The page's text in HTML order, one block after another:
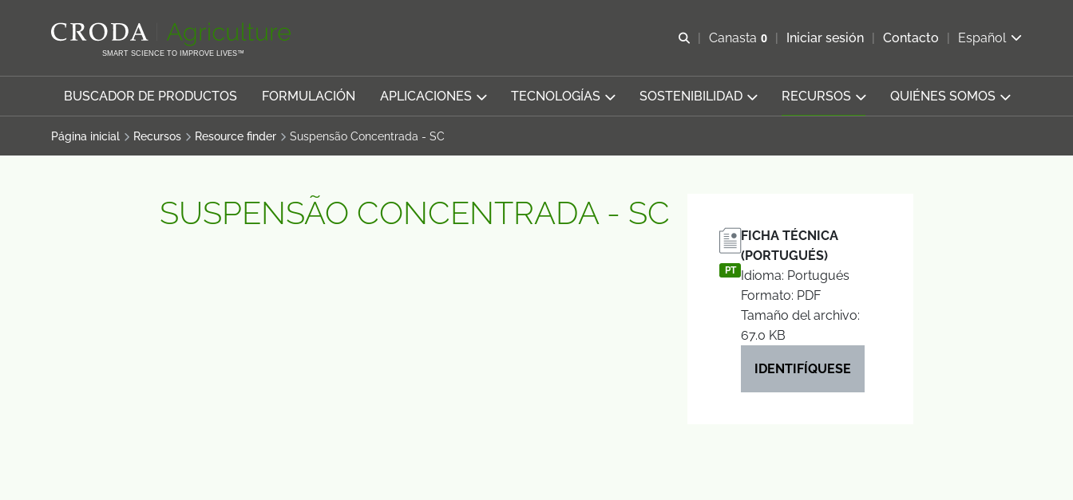
SMART SCIENCE TO IMPROVE LIVES™
Abrir b&#250;squeda
Canasta 0
Ver carrito
Iniciar sesión Contacto Español
BUSCADOR DE PRODUCTOS FORMULACIÓN APLICACIONES TECNOLOGÍAS SOSTENIBILIDAD RECURSOS QUIÉNES SOMOS
Página inicial Recursos Resource finder Suspensão Concentrada - SC
SUSPENSÃO CONCENTRADA - SC
PT
FICHA TÉCNICA
(PORTUGUÉS)
Idioma: Portugués
Formato: PDF
Tamaño del archivo:
67.0 KB
IDENTIFÍQUESE